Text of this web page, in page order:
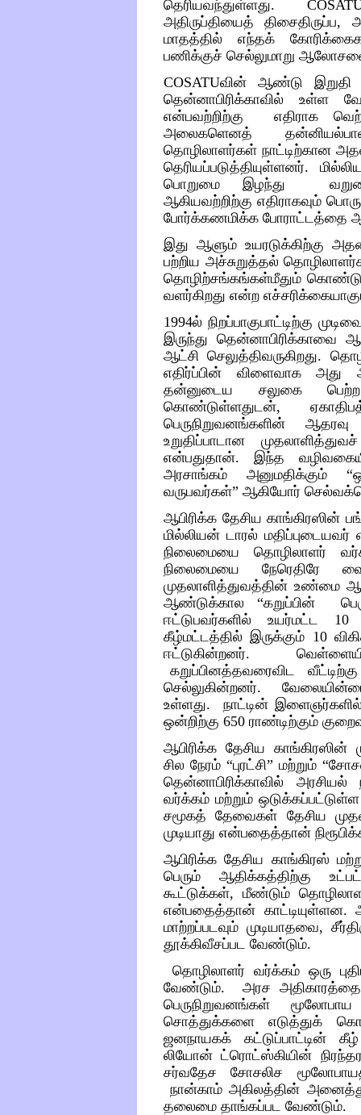
தெரியவந்துள்ளது.
அதிருப்தியைத்
திசைதிருப்ப,
மாதத்தில்
எந்தக்
பணிக்குச் செல்லுமாறு
COSATUவின் ஆண்டு
இறுதி
தென்னாபிரிக்காவில்
உள்ள
என்பவற்றிற்கு
எதிராக
அலைகளெனத்
தொழிலாளர்கள் நாட்டிற்கான
தெரியப்படுத்தியுள்ளனர்.
பொறுமை
இழந்து
ஆகியவற்றிற்கு எதிராகவும்
போர்க்கணமிக்க போராட்டத்தை
இது ஆளும் உயரடுக்கிற்கு
பற்றிய அச்சுறுத்தல்
தொழிற்சங்கங்கள்மீதும்
வளர்கிறது என்ற
1994ல் நிறப்பாகுபாட்டிற்கு
இருந்து தென்னாபிரிக்காவை
ஆட்சி செலுத்திவருகிறது.
எதிர்ப்பின்
விளைவாக அது
தன்னுடைய
சலுகை
பெற்ற
கொண்டுள்ளதுடன்,
பெருநிறுவனங்களின்
ஆதரவு
உறுதிப்பாடான
முதலாளித்துவச்
என்பதுதான். இந்த
அரசாங்கம்
அனுமதிக்கும் “
வருபவர்கள்” ஆகியோர்
ஆபிரிக்க தேசிய காங்கிரஸின்
மில்லியன் டாரல் மதிப்புடையவர்
நிலைமையை
தொழிலாளர்
நிலைமையை நேரெதிரே
முதலாளித்துவத்தின் உண்மை
ஆண்டுக்கால “கறுப்பின்
ஈட்டுபவர்களில் உயர்மட்ட
கீழ்மட்டத்தில் இருக்கும் 10
ஈட்டுகின்றனர்.
கறுப்பினத்தவரைவிட
செல்லுகின்றனர்.
உள்ளது.நாட்டின்
ஒன்றிற்கு 650 ராண்டிற்கும்
ஆபிரிக்க தேசிய காங்கிரஸின்
சில நேரம் “புரட்சி” மற்றும் “
தென்னாபிரிக்காவில்
அரசியல்
வர்க்கம் மற்றும் ஒடுக்கப்பட்டுள்ள
சமூகத்
தேவைகள் தேசிய
முடியாது என்பதைத்தான்
ஆபிரிக்க தேசிய காங்கிரஸ்
பெரும்
ஆதிக்கத்திற்கு
கூட்டுக்கள், மீண்டும்
என்பதைத்தான் காட்டியுள்ளன.
மாற்றப்படவும் முடியாதவை,
தூக்கிவீசப்பட
வேண்டும்.
தொழிலாளர் வர்க்கம் ஒரு
வேண்டும்.
அரச அதிகாரத்தை
பெருநிறுவனங்கள்
மூலோபாய
சொத்துக்களை
எடுத்துக்
ஜனநாயகக்
கட்டுப்பாட்டின் கீழ்
லியோன் ட்ரொட்ஸ்கியின்
சர்வதேச
சோசலிச
நான்காம் அகிலத்தின்
தலைமை தாங்கப்பட
வேண்டும்.